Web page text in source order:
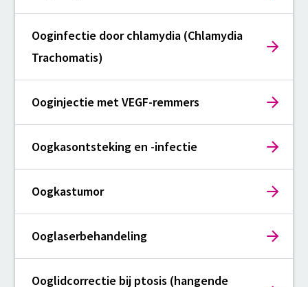
Ooginfectie door chlamydia (Chlamydia
Trachomatis)
Ooginjectie met VEGF-remmers
Oogkasontsteking en -infectie
Oogkastumor
Ooglaserbehandeling
Ooglidcorrectie bij ptosis (hangende